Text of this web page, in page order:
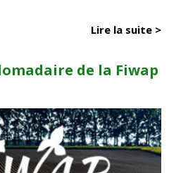
Lire la suite >
de la Fiwap